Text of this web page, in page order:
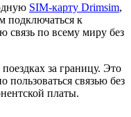
SIM-карту Drimsim,
подключаться к
связь по всему миру без
за границу. Это
связью без
платы.